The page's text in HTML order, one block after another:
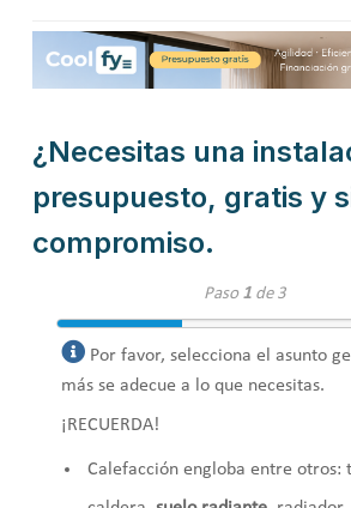
¿Necesitas una
presupuesto, gratis y
compromiso.
Paso 1de 3
Por favor, selecciona el asunto
más se adecue a lo que necesitas.
¡RECUERDA!
Calefacción engloba entre otros: